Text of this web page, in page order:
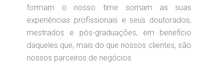
formam o nosso time somam as suas
experiências profissionais e seus doutorados,
mestrados e pós-graduações, em benefício
daqueles que, mais do que nossos clientes, são
nossos parceiros de negócios.